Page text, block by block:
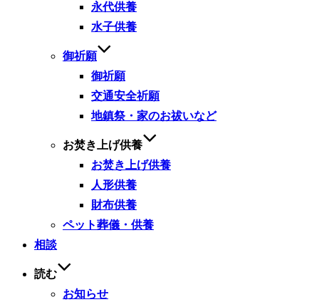
永代供養
水子供養
御祈願
御祈願
交通安全祈願
地鎮祭・家のお祓いなど
お焚き上げ供養
お焚き上げ供養
人形供養
財布供養
ペット葬儀・供養
相談
読む
お知らせ